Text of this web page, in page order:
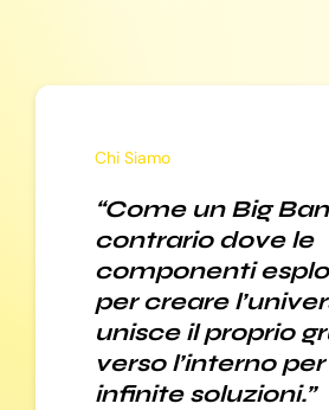
Chi Siamo
“Come un Big
contrario dove le
componenti
per creare
unisce il proprio
verso l’interno
infinite soluzioni.”